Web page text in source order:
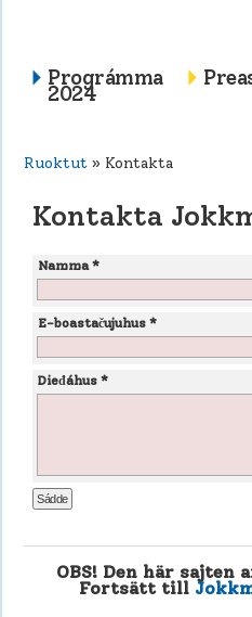
Prográmma
2024
Ruoktut » Kontakta
Kontakta
Namma *
E-boastačujuhus *
Dieđáhus *
OBS! Den här sajten
Fortsätt till